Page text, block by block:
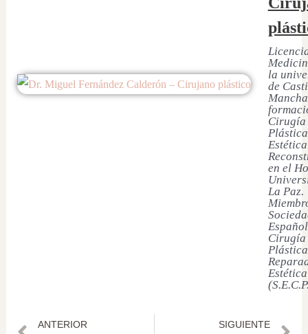
la
de
Cirugía
en el
La Paz.
Cirugía
Estética
ANTERIOR SIGUIENTE